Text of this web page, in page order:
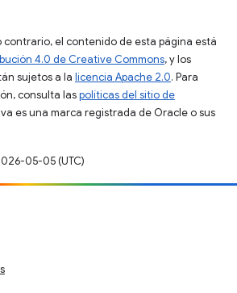
contrario, el contenido de esta página está
4.0 de Creative Commons, y los
sujetos a la licencia Apache 2.0. Para
consulta laspolíticas del sitio de
es una marca registrada de Oracle o sus
05-05 (UTC)